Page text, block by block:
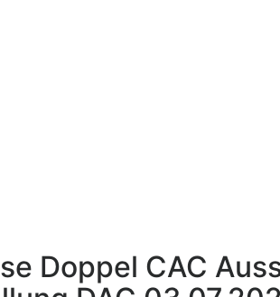
Doppel CAC